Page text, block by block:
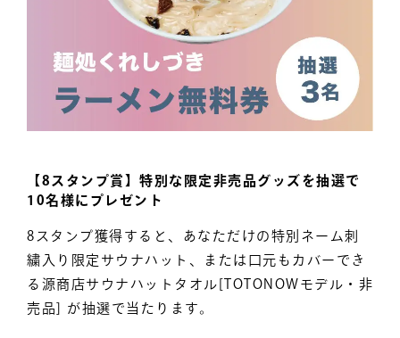
【8スタンプ賞】特別な限定非売品グッズを抽選で
10名様にプレゼント
8スタンプ獲得すると、あなただけの特別ネーム刺
繍入り限定サウナハット、または口元もカバーでき
る源商店サウナハットタオル[TOTONOWモデル・非
売品] が抽選で当たります。